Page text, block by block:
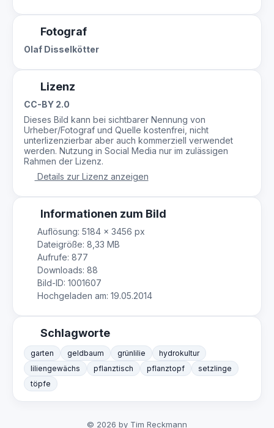
Fotograf
Olaf Disselkötter
Lizenz
CC-BY 2.0
Dieses Bild kann bei sichtbarer Nennung von
Urheber/Fotograf und Quelle kostenfrei, nicht
unterlizenzierbar aber auch kommerziell verwendet
werden. Nutzung in Social Media nur im zulässigen
Rahmen der Lizenz.
Details zur Lizenz anzeigen
Informationen zum Bild
Auflösung: 5184 × 3456 px
Dateigröße: 8,33 MB
Aufrufe: 877
Downloads: 88
Bild-ID: 1001607
Hochgeladen am: 19.05.2014
Schlagworte
garten geldbaum grünlilie
hydrokultur
liliengewächs
pflanztisch pflanztopf
setzlinge
töpfe
© 2026 by Tim Reckmann